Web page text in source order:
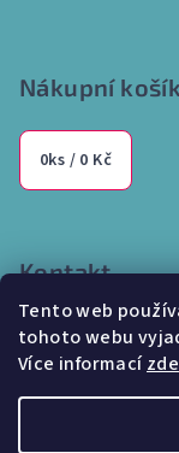
Tento web
tohoto webu
Více informacízde
Nákupní košík
0ks / 0 Kč
Kontakt
info @
603 100 829